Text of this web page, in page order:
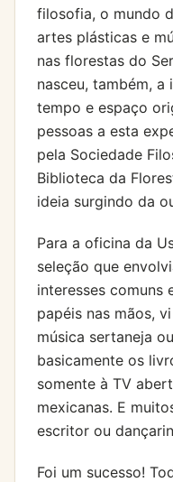
filosofia, o mundo
artes plásticas e
nas florestas do
nasceu, também, a
tempo e espaço
pessoas a esta
pela Sociedade
Biblioteca da
ideia surgindo da
Para a oficina da
seleção que
interesses comuns
papéis nas mãos,
música sertaneja
basicamente os
somente à TV
mexicanas. E
escritor ou
Foi um sucesso!